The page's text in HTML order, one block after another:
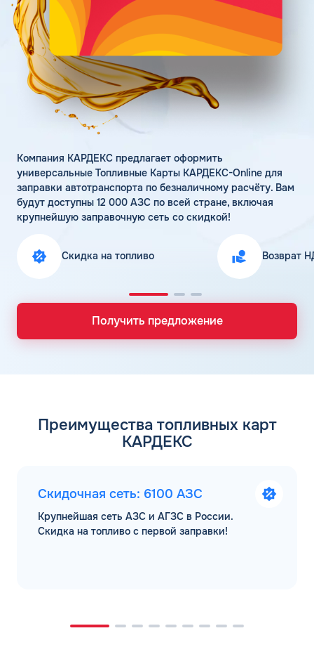
Статьи
Цена бензина и ДТ
Личный кабинет
Карта АЗС
Получить консультацию
Компания КАРДЕКС предлагает оформить
универсальные Топливные Карты КАРДЕКС-Online для
заправки автотранспорта по безналичному расчёту. Вам
будут доступны 12 000 АЗС по всей стране, включая
крупнейшую заправочную сеть со скидкой!
Скидка на топливо Возврат
Получить предложение
Преимущества топливных карт
КАРДЕКС
Скидочная сеть: 6100 АЗС
Крупнейшая сеть АЗС и АГЗС в России.
Скидка на топливо с первой заправки!